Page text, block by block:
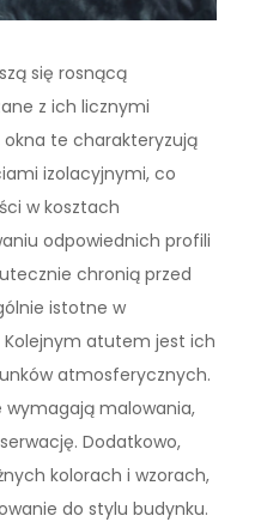
się rosnącą
z ich licznymi
okna te charakteryzują
izolacyjnymi, co
w kosztach
odpowiednich profili
chronią przed
istotne w
Kolejnym atutem jest ich
atmosferycznych.
wymagają malowania,
Dodatkowo,
kolorach i wzorach,
do stylu budynku.